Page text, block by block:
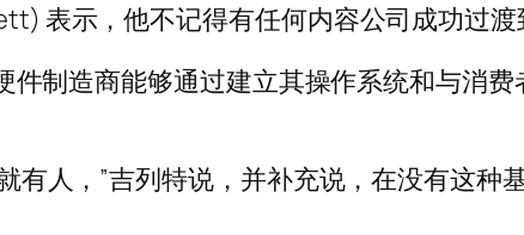
表示，他不记得有任何内容公司成功过渡
件制造商能够通过建立其操作系统和与消
有人，”吉列特说，并补充说，在没有这种